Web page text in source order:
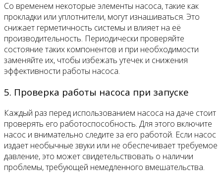
Со временем некоторые элементы насоса, такие как
прокладки или уплотнители, могут изнашиваться. Это
снижает герметичность системы и влияет на её
производительность. Периодически проверяйте
состояние таких компонентов и при необходимости
заменяйте их, чтобы избежать утечек и снижения
эффективности работы насоса.
5. Проверка работы насоса при запуске
Каждый раз перед использованием насоса на даче стоит
проверять его работоспособность. Для этого включите
насос и внимательно следите за его работой. Если насос
издает необычные звуки или не обеспечивает требуемое
давление, это может свидетельствовать о наличии
проблемы, требующей немедленного вмешательства.